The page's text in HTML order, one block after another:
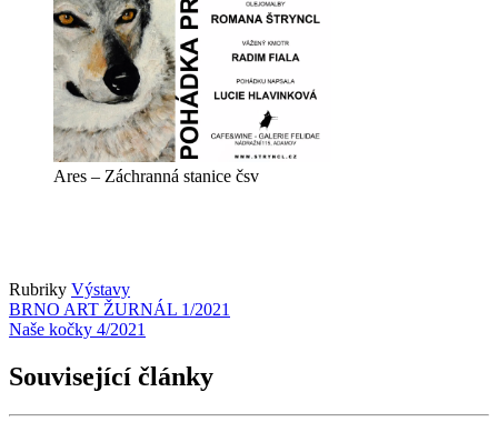
Ares – Záchranná stanice čsv
Rubriky Výstavy
BRNO ART ŽURNÁL 1/2021
Naše kočky 4/2021
Související články